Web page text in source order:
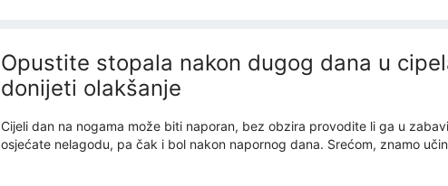
Opustite stopala nakon dugog dana u
donijeti olakšanje
Cijeli dan na nogama može biti naporan, bez obzira provodite li ga u
osjećate nelagodu, pa čak i bol nakon napornog dana. Srećom, znamo